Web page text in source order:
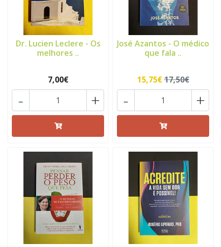
Dr. Lucien Leclere - Os
melhores ..
7,00€
+
-
José Azantos - O médico
que fala ..
15,75€17,50€
+
-